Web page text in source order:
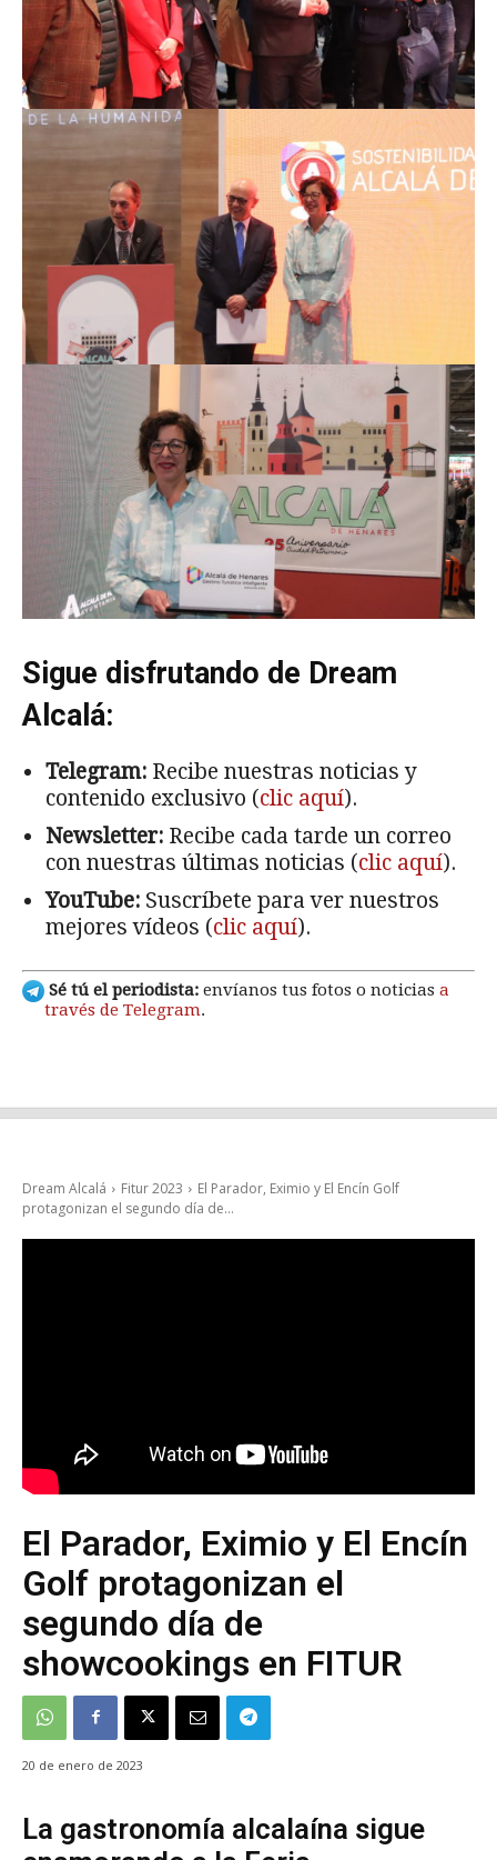
Sigue disfrutando de Dream
Alcalá:
Telegram: Recibe nuestras noticias y
contenido exclusivo (clic aquí).
Newsletter: Recibe cada tarde un correo
con nuestras últimas noticias (clic aquí).
YouTube: Suscríbete para ver nuestros
mejores vídeos (clic aquí).
Sé tú el periodista: envíanos tus fotos o noticias a
través de Telegram.